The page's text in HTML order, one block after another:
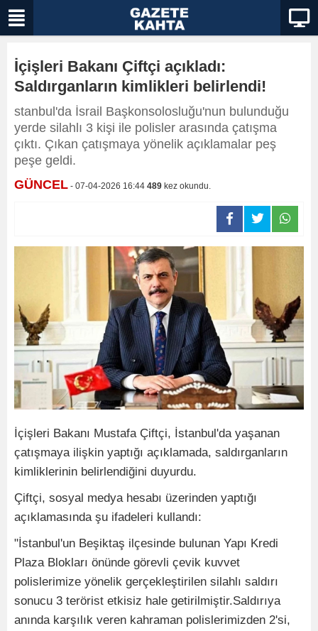
İçişleri Bakanı Çiftçi açıkladı:
Saldırganların kimlikleri belirlendi!
stanbul'da İsrail Başkonsolosluğu'nun bulunduğu
yerde silahlı 3 kişi ile polisler arasında çatışma
çıktı. Çıkan çatışmaya yönelik açıklamalar peş
peşe geldi.
GÜNCEL - 07-04-2026 16:44 489 kez okundu.
İçişleri Bakanı Mustafa Çiftçi, İstanbul'da yaşanan
çatışmaya ilişkin yaptığı açıklamada, saldırganların
kimliklerinin belirlendiğini duyurdu.
Çiftçi, sosyal medya hesabı üzerinden yaptığı
açıklamasında şu ifadeleri kullandı:
"İstanbul'un Beşiktaş ilçesinde bulunan Yapı Kredi
Plaza Blokları önünde görevli çevik kuvvet
polislerimize yönelik gerçekleştirilen silahlı saldırı
sonucu 3 terörist etkisiz hale getirilmiştir.Saldırıya
anında karşılık veren kahraman polislerimizden 2'si,